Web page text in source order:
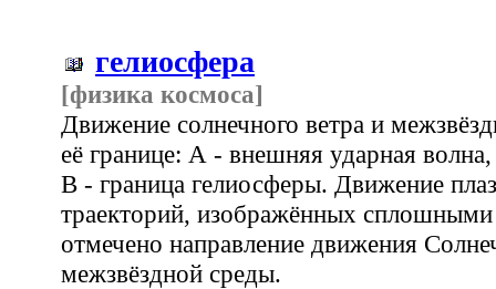
гелиосфера
[физика космоса]
Движение солнечного ветра и
её границе: А - внешняя ударная
В - граница гелиосферы. Движение
траекторий, изображённых
отмечено направление движения
межзвёздной среды.